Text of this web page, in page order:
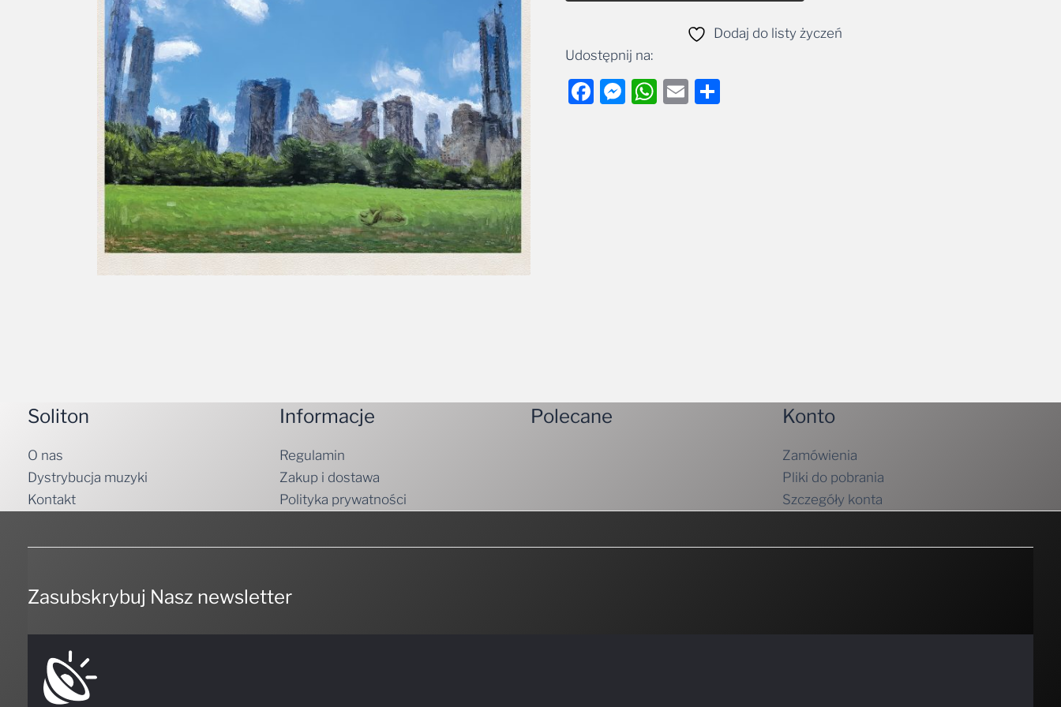
Dodaj do listy życzeń
Udostępnij na:
Facebook
Messenger
WhatsApp
EmailShare
Soliton
O nas
Dystrybucja muzyki
Kontakt
Informacje
Regulamin
Zakup i dostawa
Polityka prywatności
Polecane Konto
Zamówienia
Pliki do pobrania
Szczegóły konta
Zasubskrybuj Nasz newsletter